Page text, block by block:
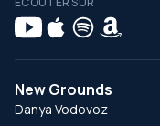
New Grounds
Danya Vodovoz